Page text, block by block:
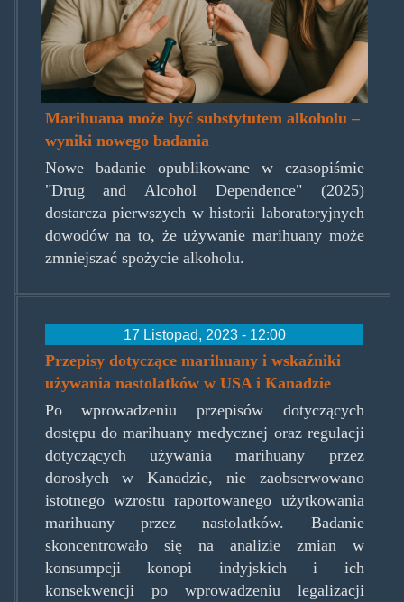
Marihuana może być substytutem alkoholu –
wyniki nowego badania
Nowe badanie opublikowane w czasopiśmie
"Drug and Alcohol Dependence" (2025)
dostarcza pierwszych w historii laboratoryjnych
dowodów na to, że używanie marihuany może
zmniejszać spożycie alkoholu.
17 Listopad, 2023 - 12:00
Przepisy dotyczące marihuany i wskaźniki
używania nastolatków w USA i Kanadzie
Po wprowadzeniu przepisów dotyczących
dostępu do marihuany medycznej oraz regulacji
dotyczących używania marihuany przez
dorosłych w Kanadzie, nie zaobserwowano
istotnego wzrostu raportowanego użytkowania
marihuany przez nastolatków. Badanie
skoncentrowało się na analizie zmian w
konsumpcji konopi indyjskich i ich
konsekwencji po wprowadzeniu legalizacji